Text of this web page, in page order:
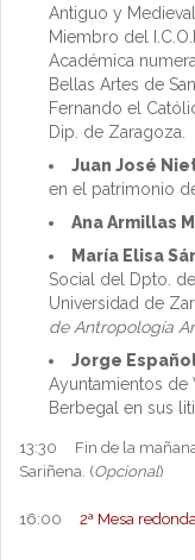
Antiguo y
Miembro del
Académica
Bellas Artes de
Fernando el
Dip. de Zaragoza.
Juan José
en el patrimonio
Ana Armillas
María Elisa
Social del Dpto.
Universidad de
de Antropología
Jorge
Ayuntamientos de
Berbegal en sus
13:30 Fin de la
Sariñena. (Opcional)
16:00 2ª Mesa